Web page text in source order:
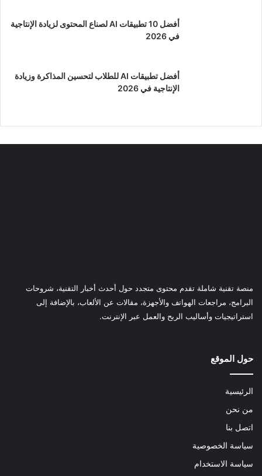
أفضل 10 تطبيقات AI لصناع المحتوى لزيادة الإنتاجية
في 2026
أفضل تطبيقات AI للطلاب لتحسين المذاكرة وزيادة
الإنتاجية في 2026
منصة تقنية شاملة تقدم محتوى متجدد حول أحدث أخبار التقنية، شروحات
البرامج، مراجعات الهواتف والأجهزة، مقالات عن الألعاب، بالإضافة إلى
استراتيجيات وأساليب الربح والعمل عبر الإنترنت.
حول الموقع
الرئيسية
من نحن
اتصل بنا
سياسة الخصوصية
سياسة الاستخدام